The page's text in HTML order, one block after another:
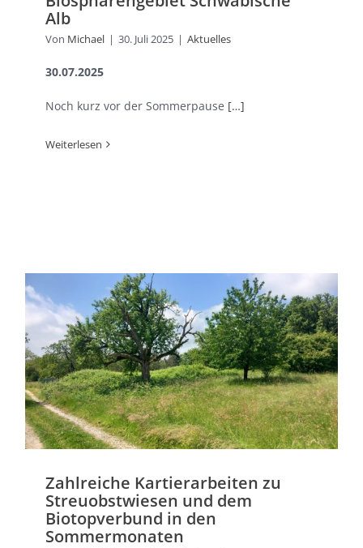
Alb
Von Michael | 30. Juli 2025 | Aktuelles
30.07.2025
Noch kurz vor der Sommerpause […]
Weiterlesen
Zahlreiche Kartierarbeiten zu
Streuobstwiesen und dem
Biotopverbund in den
Sommermonaten